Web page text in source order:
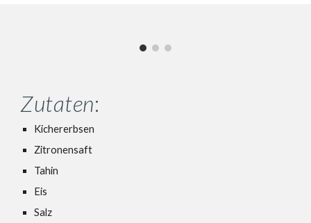
Zutaten:
Kichererbsen
Zitronensaft
Tahin
Eis
Salz